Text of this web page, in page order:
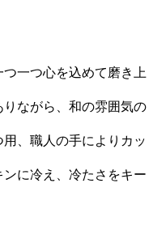
一つ心を込めて磨き上
ながら、和の雰囲気の
、職人の手によりカッ
に冷え、冷たさをキー